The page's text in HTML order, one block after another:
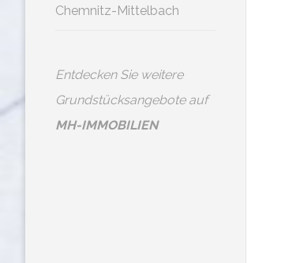
Chemnitz-Mittelbach
Entdecken Sie weitere
Grundstücksangebote auf
MH-IMMOBILIEN